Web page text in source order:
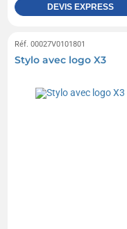
DEVIS EXPRESS
Réf. 00027V0101801
Stylo avec logo X3